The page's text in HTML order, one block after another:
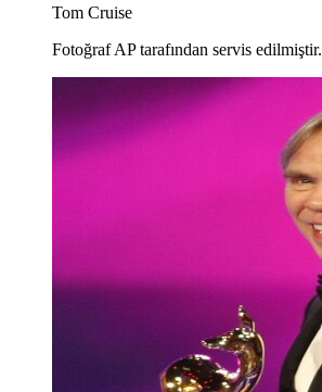
Tom Cruise
Fotoğraf AP tarafından servis edilmiştir.